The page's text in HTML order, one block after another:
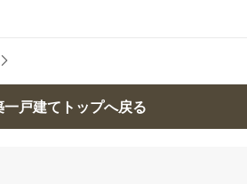
一戸建てトップへ戻る